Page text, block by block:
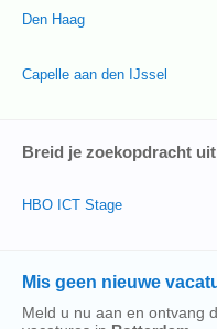
Den Haag
Capelle aan den IJssel
Breid je zoekopdracht
HBO ICT Stage
Mis geen nieuwe
Meld u nu aan en ontvang